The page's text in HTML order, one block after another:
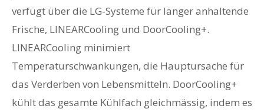
verfügt über die LG-Systeme für länger anhaltende
Frische, LINEARCooling und DoorCooling+.
LINEARCooling minimiert
Temperaturschwankungen, die Hauptursache für
das Verderben von Lebensmitteln. DoorCooling+
kühlt das gesamte Kühlfach gleichmässig, indem es